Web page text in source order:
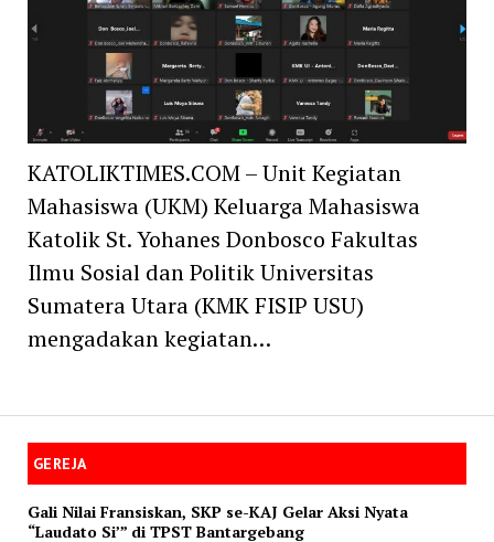
GEREJA
Gali Nilai Fransiskan, SKP se-KAJ Gelar Aksi Nyata
“Laudato Si’” di TPST Bantargebang
KATOLIKTIMES.COM – Unit Kegiatan
Mahasiswa (UKM) Keluarga Mahasiswa
Katolik St. Yohanes Donbosco Fakultas
Ilmu Sosial dan Politik Universitas
Sumatera Utara (KMK FISIP USU)
mengadakan kegiatan…